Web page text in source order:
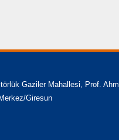
Gaziler Mahallesi, Prof.
Giresun